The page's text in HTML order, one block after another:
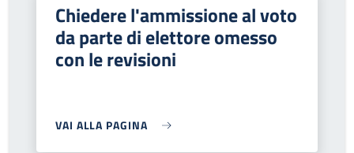
Chiedere l'ammissione al voto
da parte di elettore omesso
con le revisioni
VAI ALLA PAGINA